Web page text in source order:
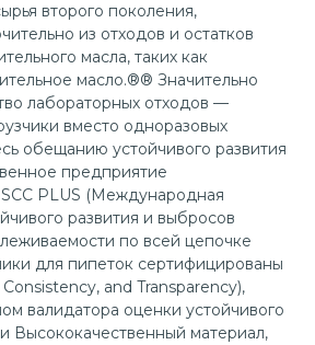
второго поколения,
из отходов и остатков
масла, таких как
масло.®® Значительно
лабораторных отходов —
вместо одноразовых
обещанию устойчивого развития
предприятие
PLUS (Международная
развития и выбросов
по всей цепочке
для пипеток сертифицированы
and Transparency),
валидатора оценки устойчивого
Высококачественный материал,